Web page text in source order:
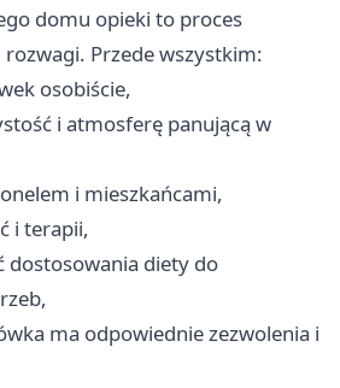
domu opieki to proces
Przede wszystkim:
osobiście,
i atmosferę panującą w
i mieszkańcami,
i terapii,
dostosowania diety do
ma odpowiednie zezwolenia i